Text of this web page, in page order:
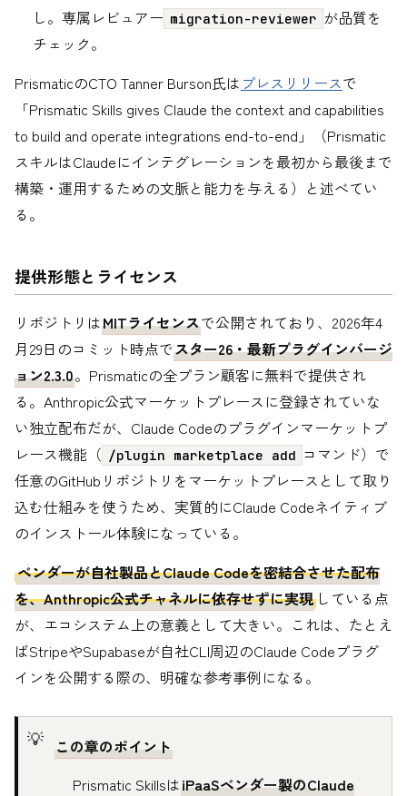
し。専属レビュアー migration-reviewer が品質を
チェック。
PrismaticのCTO Tanner Burson氏は プレスリリースで
「Prismatic Skills gives Claude the context and capabilities
to build and operate integrations end-to-end」（Prismatic
スキルはClaudeにインテグレーションを最初から最後まで
構築・運用するための文脈と能力を与える）と述べてい
る。
提供形態とライセンス
リポジトリはMITライセンスで公開されており、2026年4
月29日のコミット時点でスター26・最新プラグインバージ
ョン2.3.0。Prismaticの全プラン顧客に無料で提供され
る。Anthropic公式マーケットプレースに登録されていな
い独立配布だが、Claude Codeのプラグインマーケットプ
レース機能（ /plugin marketplace add コマンド）で
任意のGitHubリポジトリをマーケットプレースとして取り
込む仕組みを使うため、実質的にClaude Codeネイティブ
のインストール体験になっている。
ベンダーが自社製品とClaude Codeを密結合させた配布
を、Anthropic公式チャネルに依存せずに実現 している点
が、エコシステム上の意義として大きい。これは、たとえ
ばStripeやSupabaseが自社CLI周辺のClaude Codeプラグ
インを公開する際の、明確な参考事例になる。
この章のポイント
Prismatic SkillsはiPaaSベンダー製のClaude